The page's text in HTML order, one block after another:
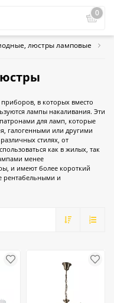
0
люстры ламповые
в которых вместо
лампы накаливания. Эти
для ламп, которые
галогенными или другими
стилях, от
как в жилых, так
менее
и имеют более короткий
рентабельными и